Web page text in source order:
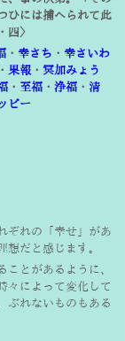
ひには捕へられて此
・四〉
・ 幸さち ・ 幸さいわ
・ 果報 ・ 冥加みょう
・ 至福 ・ 浄福 ・ 清
ピー
ぞれの「幸せ」があ
想だと感じます。
ことがあるように、
々によって変化して
ぶれないものもある